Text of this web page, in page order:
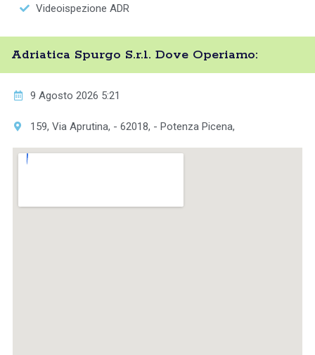
Videoispezione ADR
Adriatica Spurgo S.r.l. Dove Operiamo:
9 Agosto 2026 5:21
159, Via Aprutina, - 62018, - Potenza Picena,